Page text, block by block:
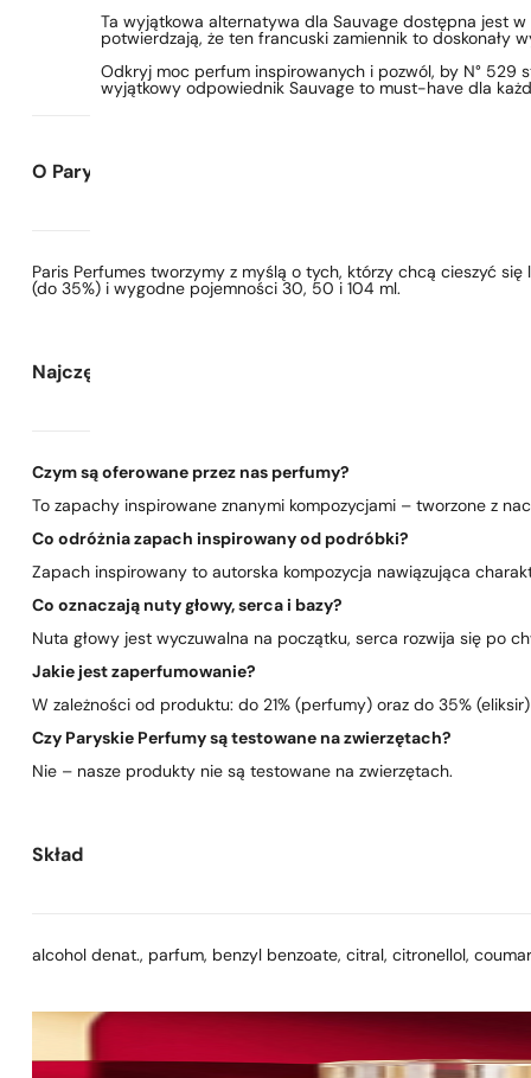
Ta wyjątkowa alternatywa dla Sauvage dostępna jest
potwierdzają, że ten francuski zamiennik to doskonały
Odkryj moc perfum inspirowanych i pozwól, by N° 529
wyjątkowy odpowiednik Sauvage to must-have dla
O Paryskie Perfumy
Paris Perfumes tworzymy z myślą o tych, którzy chcą cieszyć
(do 35%) i wygodne pojemności 30, 50 i 104 ml.
Najczęściej zadawane pytania
Czym są oferowane przez nas perfumy?
To zapachy inspirowane znanymi kompozycjami – tworzone z
Co odróżnia zapach inspirowany od podróbki?
Zapach inspirowany to autorska kompozycja nawiązująca
Co oznaczają nuty głowy, serca i bazy?
Nuta głowy jest wyczuwalna na początku, serca rozwija się po
Jakie jest zaperfumowanie?
W zależności od produktu: do 21% (perfumy) oraz do 35%
Czy Paryskie Perfumy są testowane na zwierzętach?
Nie – nasze produkty nie są testowane na zwierzętach.
Skład
alcohol denat., parfum, benzyl benzoate, citral, citronellol,